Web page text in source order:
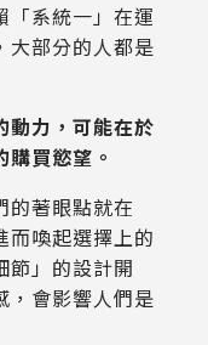
「系統一」在運
大部分的人都是
動力，可能在於
買慾望。
的著眼點就在
而喚起選擇上的
節」的設計開
，會影響人們是